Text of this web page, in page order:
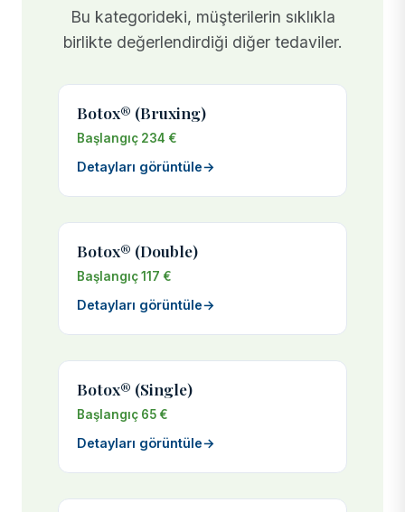
Bu kategorideki, müşterilerin sıklıkla
birlikte değerlendirdiği diğer tedaviler.
Botox® (Bruxing)
Başlangıç 234 €
Detayları görüntüle→
Botox® (Double)
Başlangıç 117 €
Detayları görüntüle→
Botox® (Single)
Başlangıç 65 €
Detayları görüntüle→